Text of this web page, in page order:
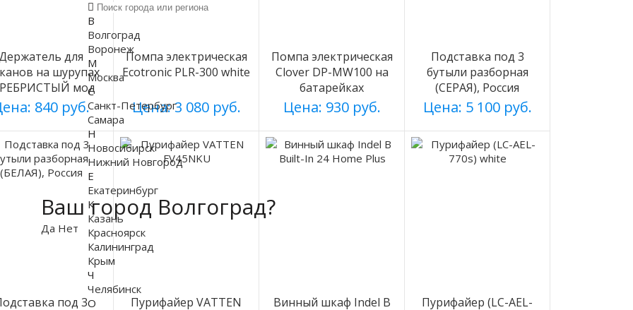
для
на шурупах
мод
003
840 руб.
Помпа электрическая
Ecotronic PLR-300 white
Цена: 3 080 руб.
Помпа электрическая
Clover DP-MW100 на
батарейках
Цена: 930 руб.
Подставка под 3
бутыли разборная
(СЕРАЯ), Россия
Цена: 5 100 руб.
под 3
Пурифайер VATTEN
Винный шкаф Indel B
Пурифайер (LC-AEL-
Ваш город Волгоград?
Да Нет
В
Волгоград
Воронеж
М
Москва
С
Санкт-Петербург
Самара
Н
Новосибирск
Нижний Новгород
Е
Екатеринбург
К
Казань
Красноярск
Калининград
Крым
Ч
Челябинск
О